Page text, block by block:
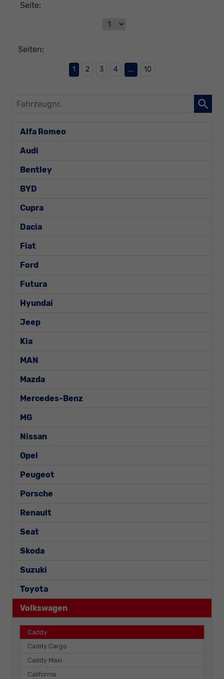
Seite:
Seiten:
1 2 3 4 ... 10
Fahrzeugnr.
Alfa Romeo
Audi
Bentley
BYD
Cupra
Dacia
Fiat
Ford
Futura
Hyundai
Jeep
Kia
MAN
Mazda
Mercedes-Benz
MG
Nissan
Opel
Peugeot
Porsche
Renault
Seat
Skoda
Suzuki
Toyota
Volkswagen
Caddy
Caddy Cargo
Caddy Maxi
California